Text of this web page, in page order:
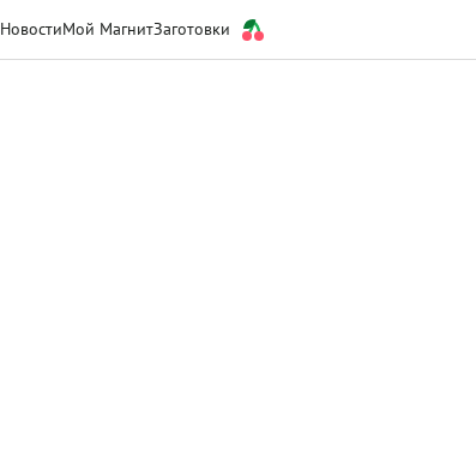
НовостиМой МагнитЗаготовки